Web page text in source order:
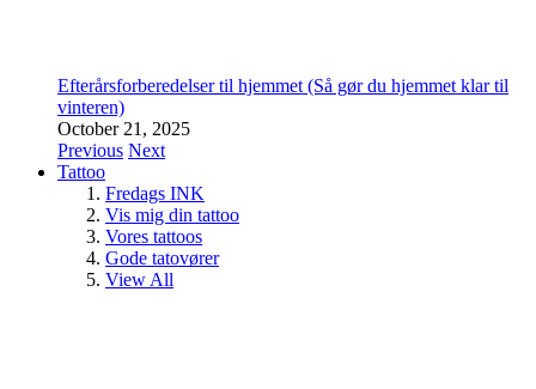
Efterårsforberedelser til hjemmet (Så gør du hjemmet klar til
vinteren)
October 21, 2025
Previous Next
Tattoo
Fredags INK
Vis mig din tattoo
Vores tattoos
Gode tatovører
View All